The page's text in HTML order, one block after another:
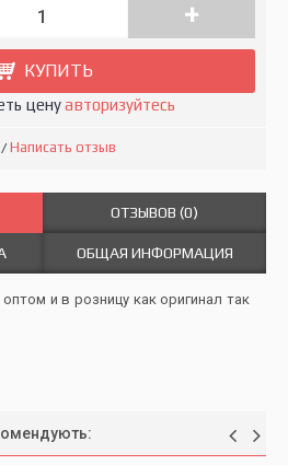
+
КУПИТЬ
ценуавторизуйтесь
/Написать отзыв
ОТЗЫВОВ (0)
ОБЩАЯ ИНФОРМАЦИЯ
и в розницу как оригинал так